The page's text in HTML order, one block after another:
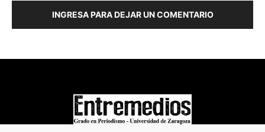
INGRESA PARA DEJAR UN COMENTARIO